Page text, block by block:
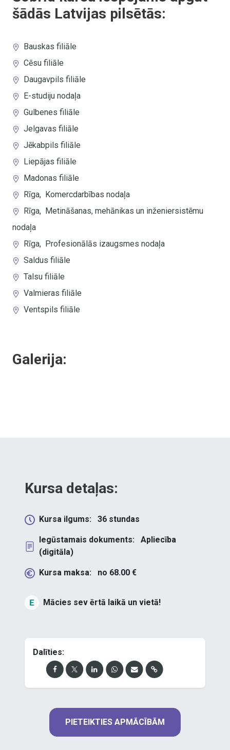
šādās Latvijas pilsētās:
Bauskas filiāle
Cēsu filiāle
Daugavpils filiāle
E-studiju nodaļa
Gulbenes filiāle
Jelgavas filiāle
Jēkabpils filiāle
Liepājas filiāle
Madonas filiāle
Rīga, Komercdarbības nodaļa
Rīga, Metināšanas, mehānikas un inženiersistēmu
nodaļa
Rīga, Profesionālās izaugsmes nodaļa
Saldus filiāle
Talsu filiāle
Valmieras filiāle
Ventspils filiāle
Galerija:
Kursa detaļas:
Kursa ilgums: 36 stundas
Iegūstamais dokuments:
Apliecība
(digitāla)
Kursa maksa: no 68.00 €
Mācies sev ērtā laikā un vietā!
Dalīties:
PIETEIKTIES APMĀCĪBĀM